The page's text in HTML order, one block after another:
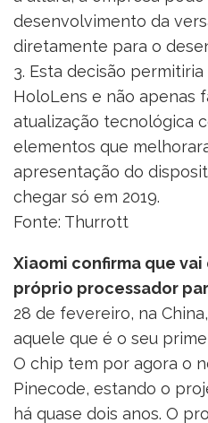
desenvolvimento da
diretamente para o
3. Esta decisão
HoloLens e não apenas
atualização tecnológica
elementos que
apresentação do
chegar só em 2019.
Fonte: Thurrott
Xiaomi confirma que
próprio processador
28 de fevereiro, na
aquele que é o seu
O chip tem por agora o
Pinecode, estando o
há quase dois anos. O